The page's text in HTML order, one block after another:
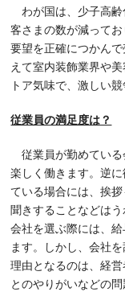
わが国は、少子高齢
客さまの数が減って
要望を正確につかん
えて室内装飾業界や
トア気味で、激しい
従業員の満足度は？
従業員が勤めている
楽しく働きます。逆
ている場合には、挨
聞きすることなどは
会社を選ぶ際には、
ます。しかし、会社
理由となるのは、経
とのやりがいなどの